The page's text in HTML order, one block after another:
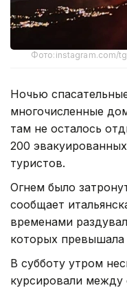
Фото:instagram.com/
Ночью
многочисленные
там не осталось
200
туристов.
Огнем было
сообщает
временами
которых
В субботу утром
курсировали